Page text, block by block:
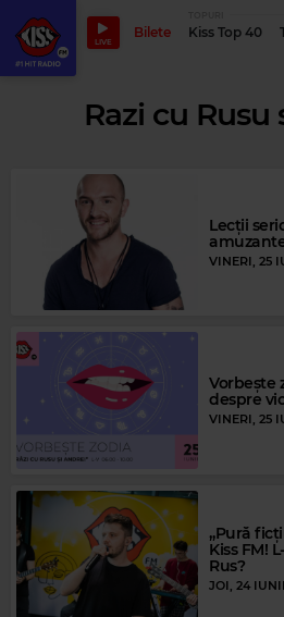
LIVE
Bilete Kiss Top 40
Razi cu Rusu
Lecții
VINERI, 25
Vorbește
despre
VINERI, 25
„Pură
Kiss FM!
Rus?
JOI, 24